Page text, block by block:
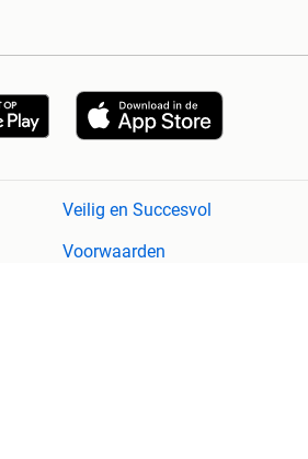
Veilig en Succesvol
Voorwaarden